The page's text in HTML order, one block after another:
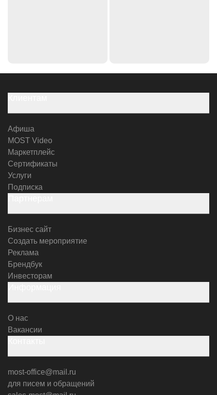
Афиша
MOST Video
Маркетплейс
Сертификаты
Услуги
Подписка
Бизнес сайт
Создать мероприятие
Реклама
Брендбук
Инвесторам
О нас
Вакансии
most-office@mail.ru
для писем и обращений